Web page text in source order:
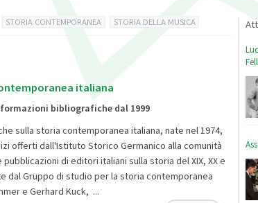
STORIA CONTEMPORANEA STORIA DELLA MUSICA
italiana
bibliografiche dal 1999
sulla storia contemporanea italiana, nate nel 1974,
offerti dall'Istituto Storico Germanico alla comunità
di editori italiani sulla storia del XIX, XX e
dal Gruppo di studio per la storia contemporanea
e Gerhard Kuck, ...